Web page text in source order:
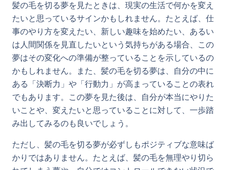
髪の毛を切る夢を見たときは、現実の生活で何かを変え
たいと思っているサインかもしれません。たとえば、仕
事のやり方を変えたい、新しい趣味を始めたい、あるい
は人間関係を見直したいという気持ちがある場合、この
夢はその変化への準備が整っていることを示しているの
かもしれません。また、髪の毛を切る夢は、自分の中に
ある「決断力」や「行動力」が高まっていることの表れ
でもあります。この夢を見た後は、自分が本当にやりた
いことや、変えたいと思っていることに対して、一歩踏
み出してみるのも良いでしょう。
ただし、髪の毛を切る夢が必ずしもポジティブな意味ば
かりではありません。たとえば、髪の毛を無理やり切ら